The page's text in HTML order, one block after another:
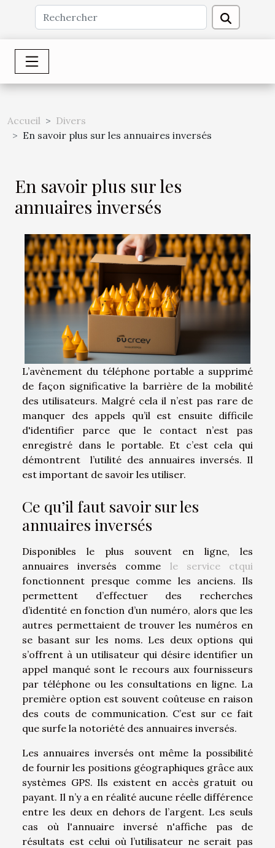
Accueil
Divers
En savoir plus sur les annuaires inversés
En savoir plus sur les
annuaires inversés
L’avènement du téléphone portable a supprimé
de façon significative la barrière de la mobilité
des utilisateurs. Malgré cela il n’est pas rare de
manquer des appels qu’il est ensuite difficile
d'identifier parce que le contact n’est pas
enregistré dans le portable. Et c’est cela qui
démontrent l’utilité des annuaires inversés. Il
est important de savoir les utiliser.
Ce qu’il faut savoir sur les
annuaires inversés
Disponibles le plus souvent en ligne, les
annuaires inversés comme le service ctqui
fonctionnent presque comme les anciens. Ils
permettent d’effectuer des recherches
d’identité en fonction d’un numéro, alors que les
autres permettaient de trouver les numéros en
se basant sur les noms. Les deux options qui
s’offrent à un utilisateur qui désire identifier un
appel manqué sont le recours aux fournisseurs
par téléphone ou les consultations en ligne. La
première option est souvent coûteuse en raison
des couts de communication. C’est sur ce fait
que surfe la notoriété des annuaires inversés.
Les annuaires inversés ont même la possibilité
de fournir les positions géographiques grâce aux
systèmes GPS. Ils existent en accès gratuit ou
payant. Il n’y a en réalité aucune réelle différence
entre les deux en dehors de l’argent. Les seuls
cas où l'annuaire inversé n'affiche pas de
résultats est celui où l’utilisateur ne serait pas